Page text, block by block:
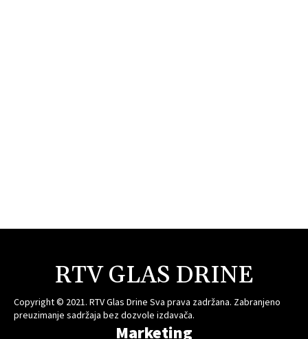
RTV GLAS DRINE
Copyright © 2021. RTV Glas Drine Sva prava zadržana. Zabranjeno
preuzimanje sadržaja bez dozvole izdavača.
Marketing